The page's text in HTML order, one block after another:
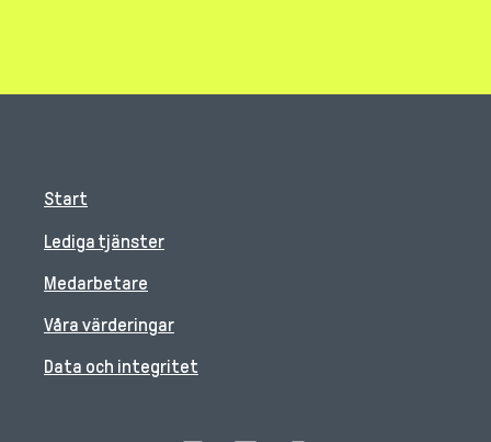
Start
Lediga tjänster
Medarbetare
Våra värderingar
Data och integritet